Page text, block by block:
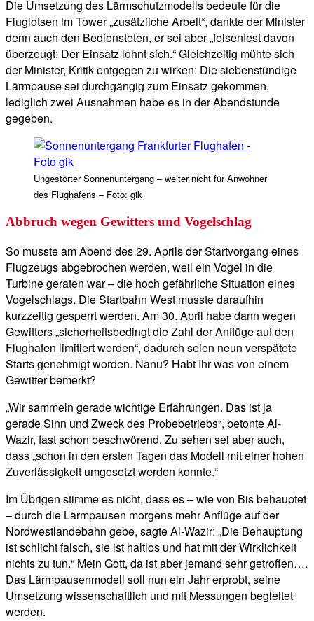
Die Umsetzung des Lärmschutzmodells bedeute für die
Fluglotsen im Tower „zusätzliche Arbeit“, dankte der Minister
denn auch den Bediensteten, er sei aber „felsenfest davon
überzeugt: Der Einsatz lohnt sich.“ Gleichzeitig mühte sich
der Minister, Kritik entgegen zu wirken: Die siebenstündige
Lärmpause sei durchgängig zum Einsatz gekommen,
lediglich zwei Ausnahmen habe es in der Abendstunde
gegeben.
Ungestörter Sonnenuntergang – weiter nicht für Anwohner
des Flughafens – Foto: gik
Abbruch wegen Gewitters und Vogelschlag
So musste am Abend des 29. Aprils der Startvorgang eines
Flugzeugs abgebrochen werden, weil ein Vogel in die
Turbine geraten war – die hoch gefährliche Situation eines
Vogelschlags. Die Startbahn West musste daraufhin
kurzzeitig gesperrt werden. Am 30. April habe dann wegen
Gewitters „sicherheitsbedingt die Zahl der Anflüge auf den
Flughafen limitiert werden“, dadurch seien neun verspätete
Starts genehmigt worden. Nanu? Habt Ihr was von einem
Gewitter bemerkt?
„Wir sammeln gerade wichtige Erfahrungen. Das ist ja
gerade Sinn und Zweck des Probebetriebs“, betonte Al-
Wazir, fast schon beschwörend. Zu sehen sei aber auch,
dass „schon in den ersten Tagen das Modell mit einer hohen
Zuverlässigkeit umgesetzt werden konnte.“
Im Übrigen stimme es nicht, dass es – wie von Bis behauptet
– durch die Lärmpausen morgens mehr Anflüge auf der
Nordwestlandebahn gebe, sagte Al-Wazir: „Die Behauptung
ist schlicht falsch, sie ist haltlos und hat mit der Wirklichkeit
nichts zu tun.“ Mein Gott, da ist aber jemand sehr getroffen….
Das Lärmpausenmodell soll nun ein Jahr erprobt, seine
Umsetzung wissenschaftlich und mit Messungen begleitet
werden.